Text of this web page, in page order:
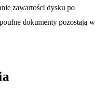
zawartości dysku po
dokumenty pozostają w